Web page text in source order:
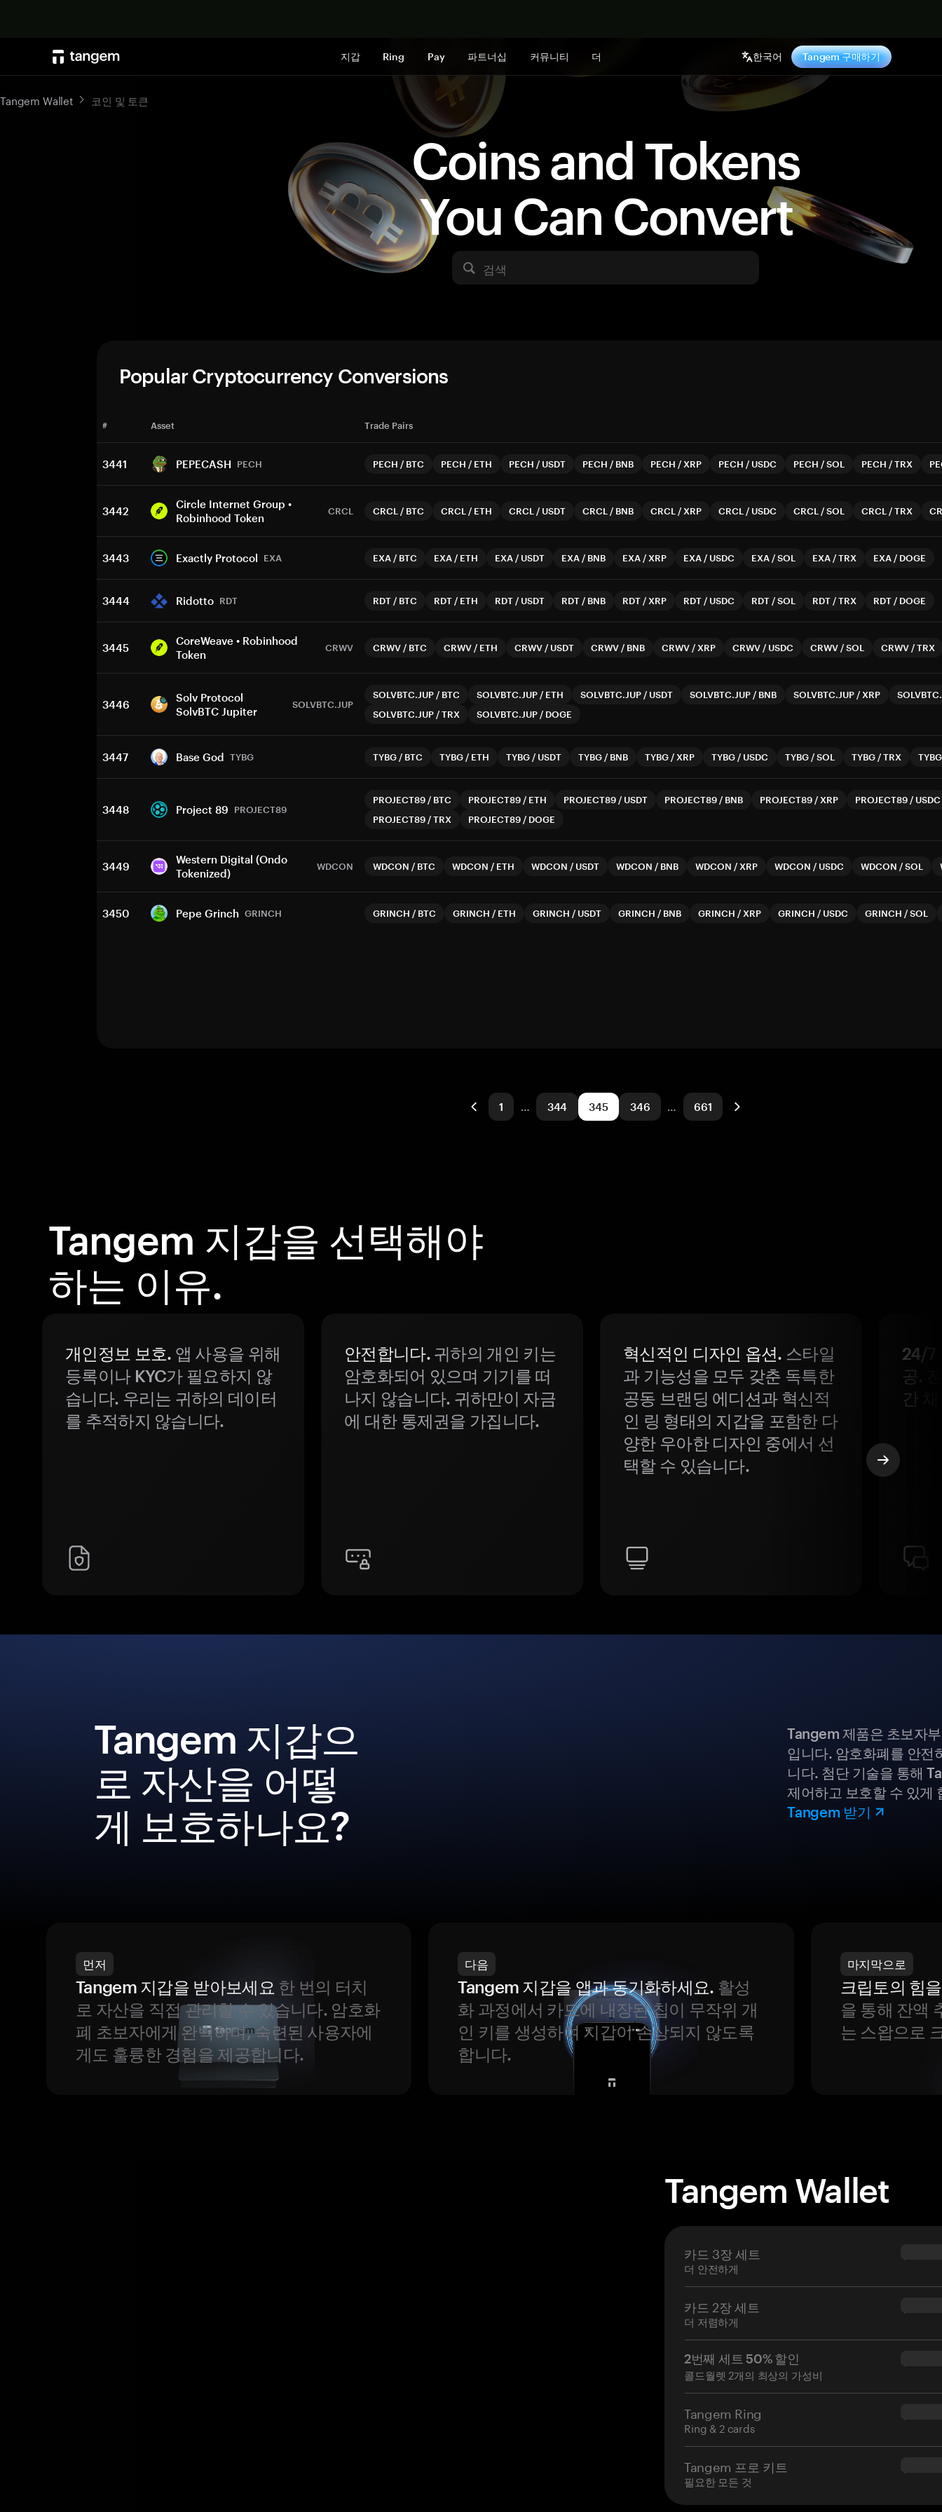
지갑 Ring Pay 파트너십 커뮤니티 더 한국어 Tangem 구매하기
Coins and Tokens
You Can Convert
검색
Tangem Wallet 코인 및 토큰
Popular Cryptocurrency Conversions
# Asset Trade Pairs
3441 PEPECASH PECH PECH / BTC PECH / ETH PECH / USDT PECH / BNB PECH / XRP PECH / USDC PECH /SOL PECH /TRX
3442
Circle Internet Group •
Robinhood Token
CRCL CRCL / BTC CRCL / ETH CRCL / USDT CRCL / BNB CRCL / XRP CRCL / USDC CRCL /SOL CRCL /TRX
3443 Exactly Protocol EXA EXA / BTC EXA / ETH EXA / USDT EXA / BNB EXA / XRP EXA / USDC EXA /SOL EXA /TRX EXA / DOGE
3444 Ridotto RDT RDT / BTC RDT / ETH RDT / USDT RDT / BNB RDT / XRP RDT / USDC RDT /SOL RDT /TRX RDT / DOGE
3445
CoreWeave • Robinhood
Token
CRWV CRWV / BTC CRWV / ETH CRWV / USDT CRWV / BNB CRWV / XRP CRWV / USDC CRWV /SOL CRWV /TRX
3446
Solv Protocol
SolvBTC Jupiter
SOLVBTC.JUP
SOLVBTC.JUP / BTC SOLVBTC.JUP / ETH SOLVBTC.JUP / USDT SOLVBTC.JUP / BNB SOLVBTC.JUP / XRP
SOLVBTC.JUP /TRX SOLVBTC.JUP / DOGE
3447 Base God TYBG TYBG / BTC TYBG / ETH TYBG / USDT TYBG / BNB TYBG / XRP TYBG / USDC TYBG /SOL TYBG /TRX TYBG
3448 Project 89 PROJECT89
PROJECT89 / BTC PROJECT89 / ETH PROJECT89 / USDT PROJECT89 / BNB PROJECT89 / XRP PROJECT89 / USDC
PROJECT89 /TRX PROJECT89 / DOGE
3449
Western Digital (Ondo
Tokenized)
WDCON WDCON / BTC WDCON / ETH WDCON / USDT WDCON / BNB WDCON / XRP WDCON / USDC WDCON /SOL
3450 Pepe Grinch GRINCH GRINCH / BTC GRINCH / ETH GRINCH / USDT GRINCH / BNB GRINCH / XRP GRINCH / USDC GRINCH /SOL
1 … 344 345 346 … 661
Tangem 지갑을 선택해야
하는 이유.
개인정보 보호. 앱 사용을 위해
등록이나 KYC가 필요하지 않
습니다. 우리는 귀하의 데이터
를 추적하지 않습니다.
안전합니다.귀하의 개인 키는
암호화되어 있으며 기기를 떠
나지 않습니다. 귀하만이 자금
에 대한 통제권을 가집니다.
혁신적인 디자인 옵션. 스타일
과 기능성을 모두 갖춘 독특한
공동 브랜딩 에디션과 혁신적
인 링 형태의 지갑을 포함한 다
양한 우아한 디자인 중에서 선
택할 수 있습니다.
24/7
공.
간
Tangem 지갑으
로 자산을 어떻
게 보호하나요?
Tangem 제품은 초보자
입니다. 암호화폐를 안전
니다. 첨단 기술을 통해
제어하고 보호할 수 있게
Tangem 받기
먼저
Tangem 지갑을 받아보세요 한 번의 터치
로 자산을 직접 관리할 수 있습니다. 암호화
폐 초보자에게 완벽하며, 숙련된 사용자에
게도 훌륭한 경험을 제공합니다.
다음
Tangem 지갑을 앱과 동기화하세요. 활성
화 과정에서 카드에 내장된 칩이 무작위 개
인 키를 생성하여 지갑이 손상되지 않도록
합니다.
마지막으로
크립토의 힘
을 통해 잔액
는 스왑으로
Tangem Wallet
카드 3장 세트
더 안전하게
$69.90
카드 2장 세트
더 저렴하게
$54.90
2번째 세트 50% 할인
콜드월렛 2개의 최상의 가성비
$34.95
Tangem Ring
Ring & 2 cards
Tangem 프로 키트
필요한 모든 것